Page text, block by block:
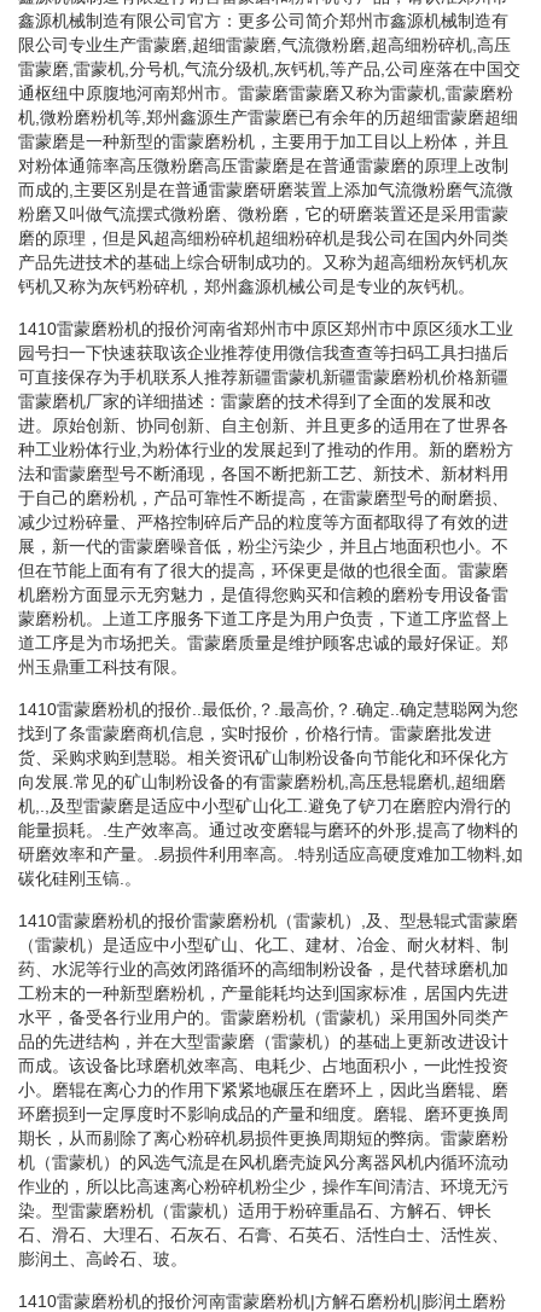
鑫源机械制造有限公司官方：更多公司简介郑州市鑫源机械制造有
限公司专业生产雷蒙磨,超细雷蒙磨,气流微粉磨,超高细粉碎机,高压
雷蒙磨,雷蒙机,分号机,气流分级机,灰钙机,等产品,公司座落在中国交
通枢纽中原腹地河南郑州市。雷蒙磨雷蒙磨又称为雷蒙机,雷蒙磨粉
机,微粉磨粉机等,郑州鑫源生产雷蒙磨已有余年的历超细雷蒙磨超细
雷蒙磨是一种新型的雷蒙磨粉机，主要用于加工目以上粉体，并且
对粉体通筛率高压微粉磨高压雷蒙磨是在普通雷蒙磨的原理上改制
而成的,主要区别是在普通雷蒙磨研磨装置上添加气流微粉磨气流微
粉磨又叫做气流摆式微粉磨、微粉磨，它的研磨装置还是采用雷蒙
磨的原理，但是风超高细粉碎机超细粉碎机是我公司在国内外同类
产品先进技术的基础上综合研制成功的。又称为超高细粉灰钙机灰
钙机又称为灰钙粉碎机，郑州鑫源机械公司是专业的灰钙机。
1410雷蒙磨粉机的报价河南省郑州市中原区郑州市中原区须水工业
园号扫一下快速获取该企业推荐使用微信我查查等扫码工具扫描后
可直接保存为手机联系人推荐新疆雷蒙机新疆雷蒙磨粉机价格新疆
雷蒙磨机厂家的详细描述：雷蒙磨的技术得到了全面的发展和改
进。原始创新、协同创新、自主创新、并且更多的适用在了世界各
种工业粉体行业,为粉体行业的发展起到了推动的作用。新的磨粉方
法和雷蒙磨型号不断涌现，各国不断把新工艺、新技术、新材料用
于自己的磨粉机，产品可靠性不断提高，在雷蒙磨型号的耐磨损、
减少过粉碎量、严格控制碎后产品的粒度等方面都取得了有效的进
展，新一代的雷蒙磨噪音低，粉尘污染少，并且占地面积也小。不
但在节能上面有有了很大的提高，环保更是做的也很全面。雷蒙磨
机磨粉方面显示无穷魅力，是值得您购买和信赖的磨粉专用设备雷
蒙磨粉机。上道工序服务下道工序是为用户负责，下道工序监督上
道工序是为市场把关。雷蒙磨质量是维护顾客忠诚的最好保证。郑
州玉鼎重工科技有限。
1410雷蒙磨粉机的报价..最低价,？.最高价,？.确定..确定慧聪网为您
找到了条雷蒙磨商机信息，实时报价，价格行情。雷蒙磨批发进
货、采购求购到慧聪。相关资讯矿山制粉设备向节能化和环保化方
向发展.常见的矿山制粉设备的有雷蒙磨粉机,高压悬辊磨机,超细磨
机,.,及型雷蒙磨是适应中小型矿山化工.避免了铲刀在磨腔内滑行的
能量损耗。.生产效率高。通过改变磨辊与磨环的外形,提高了物料的
研磨效率和产量。.易损件利用率高。.特别适应高硬度难加工物料,如
碳化硅刚玉镐.。
1410雷蒙磨粉机的报价雷蒙磨粉机（雷蒙机）,及、型悬辊式雷蒙磨
（雷蒙机）是适应中小型矿山、化工、建材、冶金、耐火材料、制
药、水泥等行业的高效闭路循环的高细制粉设备，是代替球磨机加
工粉末的一种新型磨粉机，产量能耗均达到国家标准，居国内先进
水平，备受各行业用户的。雷蒙磨粉机（雷蒙机）采用国外同类产
品的先进结构，并在大型雷蒙磨（雷蒙机）的基础上更新改进设计
而成。该设备比球磨机效率高、电耗少、占地面积小，一此性投资
小。磨辊在离心力的作用下紧紧地碾压在磨环上，因此当磨辊、磨
环磨损到一定厚度时不影响成品的产量和细度。磨辊、磨环更换周
期长，从而剔除了离心粉碎机易损件更换周期短的弊病。雷蒙磨粉
机（雷蒙机）的风选气流是在风机磨壳旋风分离器风机内循环流动
作业的，所以比高速离心粉碎机粉尘少，操作车间清洁、环境无污
染。型雷蒙磨粉机（雷蒙机）适用于粉碎重晶石、方解石、钾长
石、滑石、大理石、石灰石、石膏、石英石、活性白士、活性炭、
膨润土、高岭石、玻。
1410雷蒙磨粉机的报价河南雷蒙磨粉机|方解石磨粉机|膨润土磨粉